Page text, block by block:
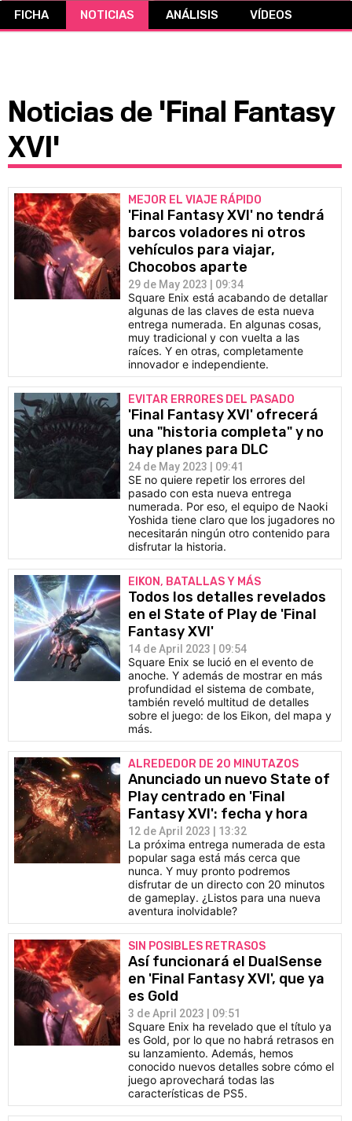
CÓMICS
FICHA NOTICIAS ANÁLISIS VÍDEOS
Noticias de 'Final Fantasy
XVI'
MEJOR EL VIAJE RÁPIDO
'Final Fantasy XVI' no tendrá
barcos voladores ni otros
vehículos para viajar,
Chocobos aparte
29 de May 2023 | 09:34
Square Enix está acabando de detallar
algunas de las claves de esta nueva
entrega numerada. En algunas cosas,
muy tradicional y con vuelta a las
raíces. Y en otras, completamente
innovador e independiente.
EVITAR ERRORES DEL PASADO
'Final Fantasy XVI' ofrecerá
una "historia completa" y no
hay planes para DLC
24 de May 2023 | 09:41
SE no quiere repetir los errores del
pasado con esta nueva entrega
numerada. Por eso, el equipo de Naoki
Yoshida tiene claro que los jugadores no
necesitarán ningún otro contenido para
disfrutar la historia.
EIKON, BATALLAS Y MÁS
Todos los detalles revelados
en el State of Play de 'Final
Fantasy XVI'
14 de April 2023 | 09:54
Square Enix se lució en el evento de
anoche. Y además de mostrar en más
profundidad el sistema de combate,
también reveló multitud de detalles
sobre el juego: de los Eikon, del mapa y
más.
ALREDEDOR DE 20 MINUTAZOS
Anunciado un nuevo State of
Play centrado en 'Final
Fantasy XVI': fecha y hora
12 de April 2023 | 13:32
La próxima entrega numerada de esta
popular saga está más cerca que
nunca. Y muy pronto podremos
disfrutar de un directo con 20 minutos
de gameplay. ¿Listos para una nueva
aventura inolvidable?
SIN POSIBLES RETRASOS
Así funcionará el DualSense
en 'Final Fantasy XVI', que ya
es Gold
3 de April 2023 | 09:51
Square Enix ha revelado que el título ya
es Gold, por lo que no habrá retrasos en
su lanzamiento. Además, hemos
conocido nuevos detalles sobre cómo el
juego aprovechará todas las
características de PS5.